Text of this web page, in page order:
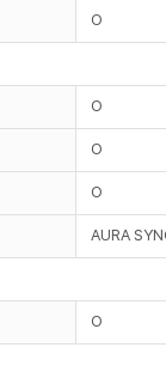
O
O
O
O
AURA
O